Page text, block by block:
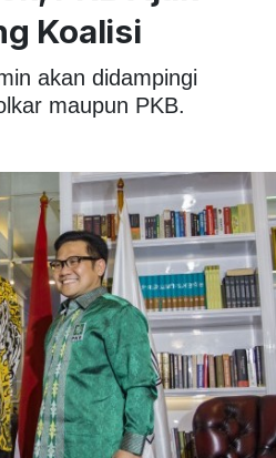
Koalisi
akan didampingi
maupun PKB.